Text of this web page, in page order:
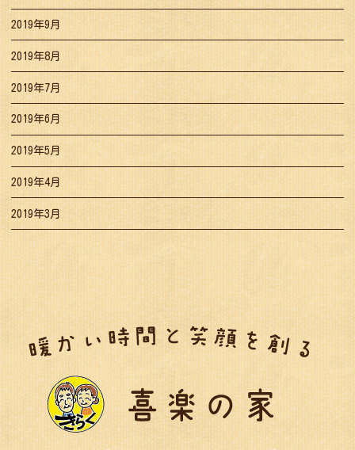
2019年9月
2019年8月
2019年7月
2019年6月
2019年5月
2019年4月
2019年3月